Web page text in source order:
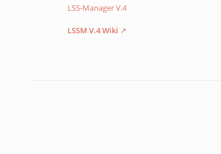
LSS-Manager V.4
LSSM V.4 Wiki